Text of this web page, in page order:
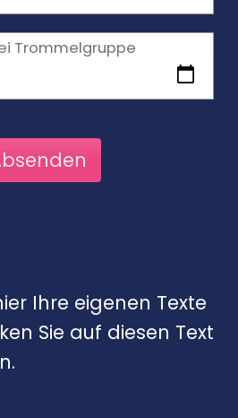
Trommelgruppe
Ihre eigenen Texte
Sie auf diesen Text